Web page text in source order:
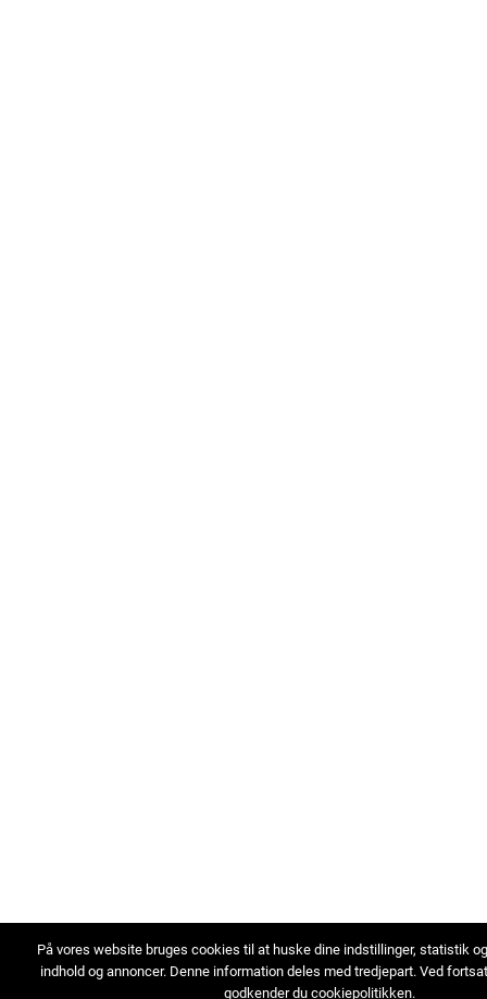
På vores website bruges cookies til at huske dine indstillinger, statistik
indhold og annoncer. Denne information deles med tredjepart. Ved
godkender du cookiepolitikken.